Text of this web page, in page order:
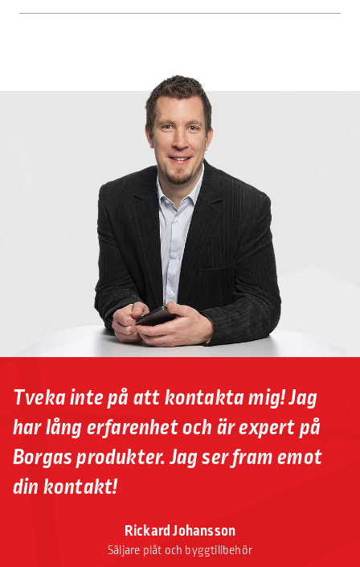
Rickard Johansson
Säljare plåt och byggtillbehör
Tveka inte på att kontakta mig! Jag
har lång erfarenhet och är expert på
Borgas produkter. Jag ser fram emot
din kontakt!